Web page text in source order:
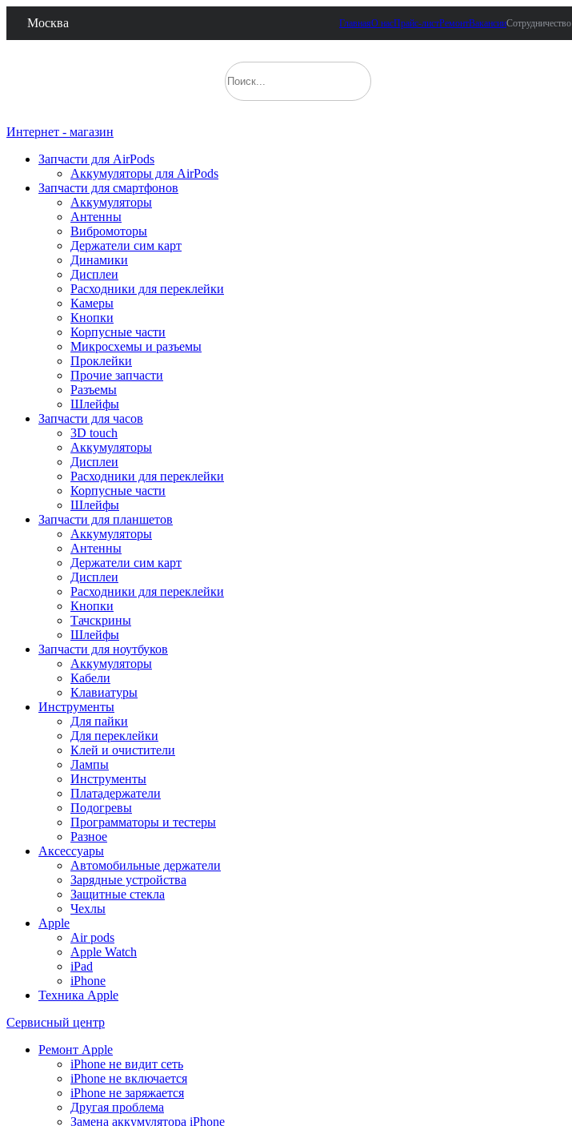
Москва ГлавнаяО насПрайс-листРемонтВакансииСотрудничество
Интернет - магазин
Запчасти для AirPods
Аккумуляторы для AirPods
Запчасти для смартфонов
Аккумуляторы
Антенны
Вибромоторы
Держатели сим карт
Динамики
Дисплеи
Расходники для переклейки
Камеры
Кнопки
Корпусные части
Микросхемы и разъемы
Проклейки
Прочие запчасти
Разъемы
Шлейфы
Запчасти для часов
3D touch
Аккумуляторы
Дисплеи
Расходники для переклейки
Корпусные части
Шлейфы
Запчасти для планшетов
Аккумуляторы
Антенны
Держатели сим карт
Дисплеи
Расходники для переклейки
Кнопки
Тачскрины
Шлейфы
Запчасти для ноутбуков
Аккумуляторы
Кабели
Клавиатуры
Инструменты
Для пайки
Для переклейки
Клей и очистители
Лампы
Инструменты
Платадержатели
Подогревы
Программаторы и тестеры
Разное
Аксессуары
Автомобильные держатели
Зарядные устройства
Защитные стекла
Чехлы
Apple
Air pods
Apple Watch
iPad
iPhone
Техника Apple
Сервисный центр
Ремонт Apple
iPhone не видит сеть
iPhone не включается
iPhone не заряжается
Другая проблема
Замена аккумулятора iPhone